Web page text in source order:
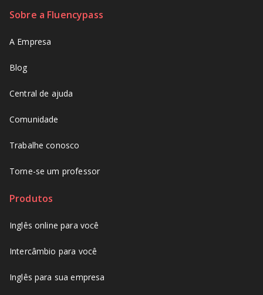
Sobre a Fluencypass
A Empresa
Blog
Central de ajuda
Comunidade
Trabalhe conosco
Torne-se um professor
Produtos
Inglês online para você
Intercâmbio para você
Inglês para sua empresa